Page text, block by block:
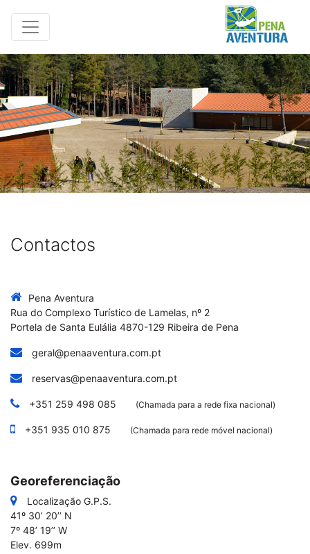
Contactos
Pena Aventura
Rua do Complexo Turístico de Lamelas, nº 2
Portela de Santa Eulália 4870-129 Ribeira de Pena
geral@penaaventura.com.pt
reservas@penaaventura.com.pt
+351 259 498 085 (Chamada para a rede fixa nacional)
+351 935 010 875 (Chamada para rede móvel nacional)
Georeferenciação
Localização G.P.S.
41º 30’ 20’’ N
7º 48’ 19’’ W
Elev. 699m